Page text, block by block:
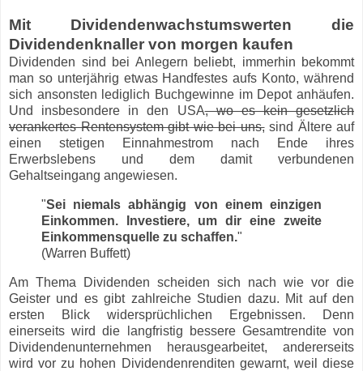
Mit Dividendenwachstumswerten die
Dividendenknaller von morgen kaufen
Dividenden sind bei Anlegern beliebt, immerhin bekommt
man so unterjährig etwas Handfestes aufs Konto, während
sich ansonsten lediglich Buchgewinne im Depot anhäufen.
Und insbesondere in den USA, wo es kein gesetzlich
verankertes Rentensystem gibt wie bei uns,sind Ältere auf
einen stetigen Einnahmestrom nach Ende ihres
Erwerbslebens und dem damit verbundenen
Gehaltseingang angewiesen.
"Sei niemals abhängig von einem einzigen
Einkommen. Investiere, um dir eine zweite
Einkommensquelle zu schaffen."
(Warren Buffett)
Am Thema Dividenden scheiden sich nach wie vor die
Geister und es gibt zahlreiche Studien dazu. Mit auf den
ersten Blick widersprüchlichen Ergebnissen. Denn
einerseits wird die langfristig bessere Gesamtrendite von
Dividendenunternehmen herausgearbeitet, andererseits
wird vor zu hohen Dividendenrenditen gewarnt, weil diese